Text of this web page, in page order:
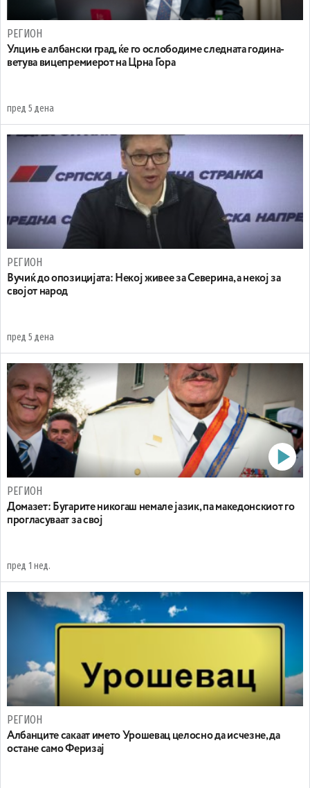
РЕГИОН
Улцињ е албански град, ќе го ослободиме следната година-
ветува вицепремиерот на Црна Гора
пред 5 дена
РЕГИОН
Вучиќ до опозицијата: Некој живее за Северина, а некој за
својот народ
пред 5 дена
РЕГИОН
Домазет: Бугарите никогаш немале јазик, па македонскиот го
прогласуваат за свој
пред 1 нед.
РЕГИОН
Aлбанците сакаат името Урошевац целосно да исчезне, да
остане само Феризај